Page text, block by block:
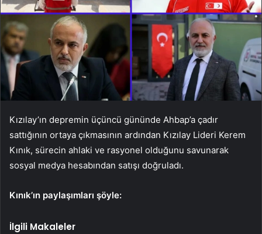
Kızılay’ın depremin üçüncü gününde Ahbap’a çadır
sattığının ortaya çıkmasının ardından Kızılay Lideri Kerem
Kınık, sürecin ahlaki ve rasyonel olduğunu savunarak
sosyal medya hesabından satışı doğruladı.
Kınık’ın paylaşımları şöyle:
İlgili Makaleler